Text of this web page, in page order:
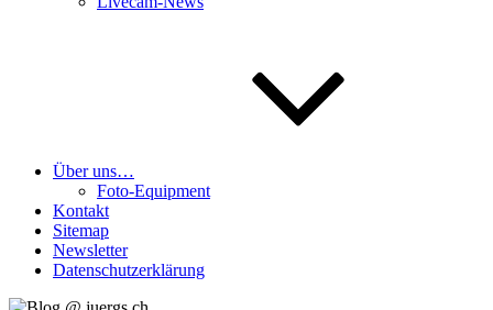
Über uns…
Foto-Equipment
Kontakt
Sitemap
Newsletter
Datenschutzerklärung